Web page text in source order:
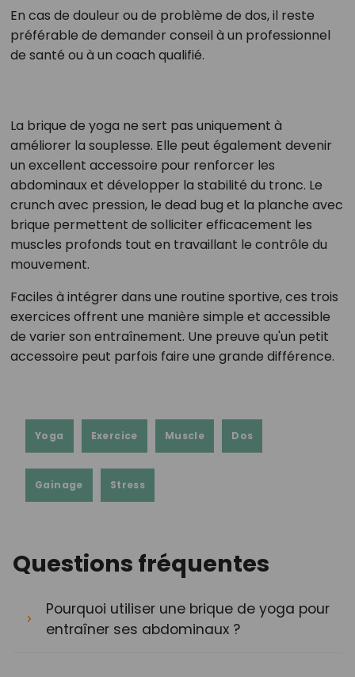
En cas de douleur ou de problème de dos, il reste
préférable de demander conseil à un professionnel
de santé ou à un coach qualifié.
La brique de yoga ne sert pas uniquement à
améliorer la souplesse. Elle peut également devenir
un excellent accessoire pour renforcer les
abdominaux et développer la stabilité du tronc. Le
crunch avec pression, le dead bug et la planche avec
brique permettent de solliciter efficacement les
muscles profonds tout en travaillant le contrôle du
mouvement.
Faciles à intégrer dans une routine sportive, ces trois
exercices offrent une manière simple et accessible
de varier son entraînement. Une preuve qu'un petit
accessoire peut parfois faire une grande différence.
Yoga Exercice Muscle Dos
Gainage Stress
Questions fréquentes
Pourquoi utiliser une brique de yoga pour
entraîner ses abdominaux ?